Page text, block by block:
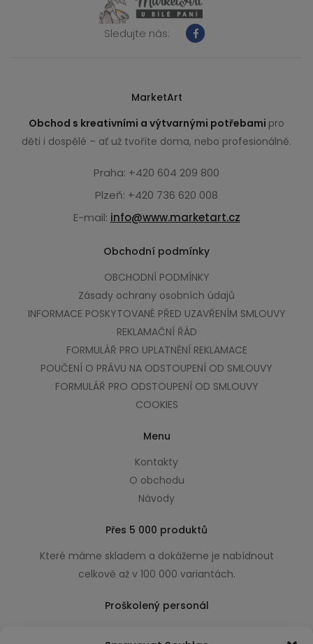
Sledujte nás:
MarketArt
Obchod s kreativními a výtvarnými potřebami pro
děti i dospělé – ať už tvoříte doma, nebo profesionálně.
Praha: +420 604 209 800
Plzeň: +420 736 620 008
E-mail: info@www.marketart.cz
Obchodní podmínky
OBCHODNÍ PODMÍNKY
Zásady ochrany osobních údajů
INFORMACE POSKYTOVANÉ PŘED UZAVŘENÍM SMLOUVY
REKLAMAČNÍ ŘÁD
FORMULÁŘ PRO UPLATNĚNÍ REKLAMACE
POUČENÍ O PRÁVU NA ODSTOUPENÍ OD SMLOUVY
FORMULÁŘ PRO ODSTOUPENÍ OD SMLOUVY
COOKIES
Menu
Kontakty
O obchodu
Návody
Přes 5 000 produktů
Které máme skladem a dokážeme je nabídnout
celkově až v 100 000 variantách.
Proškolený personál